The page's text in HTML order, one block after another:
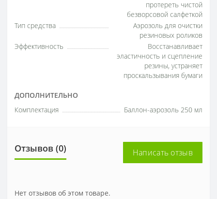
протереть чистой
безворсовой салфеткой
Тип средства
Аэрозоль для очистки
резиновых роликов
Эффективность
Восстанавливает
эластичность и сцепление
резины, устраняет
проскальзывания бумаги
ДОПОЛНИТЕЛЬНО
Комплектация Баллон-аэрозоль 250 мл
Отзывов (0) Написать отзыв
Нет отзывов об этом товаре.